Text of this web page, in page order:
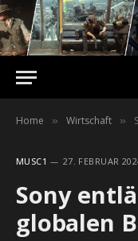
Home » Wirtschaft »
MUSC1 27. FEBRUAR
Sony
globalen